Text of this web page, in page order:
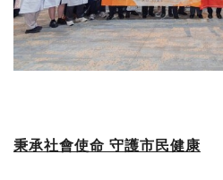
秉承社會使命 守護市民健康